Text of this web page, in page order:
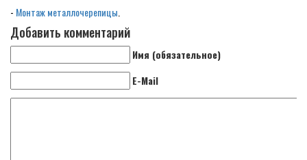
- Монтаж металлочерепицы
Добавить комментарий
Имя (обязательное)
E-Mail